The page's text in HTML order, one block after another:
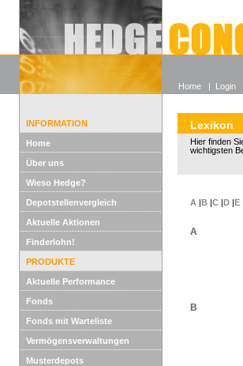
INFORMATION
Home
Über uns
Wieso Hedge?
Depotstellenvergleich
Aktuelle Aktionen
Finderlohn!
PRODUKTE
Aktuelle Performance
Fonds
Fonds mit Warteliste
Vermögensverwaltungen
Musterdepots
Lexikon
Hier finden
wichtigsten
A |B |C |D |E
A
B
Home | Login